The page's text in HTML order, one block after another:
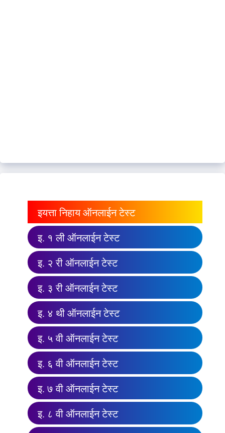
इयत्ता निहाय ऑनलाईन टेस्ट
इ. १ ली ऑनलाईन टेस्ट
इ. २ री ऑनलाईन टेस्ट
इ. ३ री ऑनलाईन टेस्ट
इ. ४ थी ऑनलाईन टेस्ट
इ. ५ वी ऑनलाईन टेस्ट
इ. ६ वी ऑनलाईन टेस्ट
इ. ७ वी ऑनलाईन टेस्ट
इ. ८ वी ऑनलाईन टेस्ट